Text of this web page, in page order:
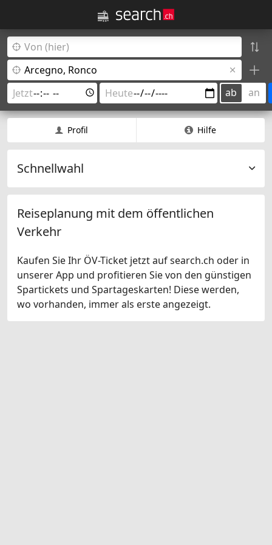
ab an
Profil Hilfe
Schnellwahl
Reiseplanung mit dem öffentlichen
Verkehr
Kaufen Sie Ihr ÖV-Ticket jetzt auf search.ch oder in
unserer App und profitieren Sie von den günstigen
Spartickets und Spartageskarten! Diese werden,
wo vorhanden, immer als erste angezeigt.